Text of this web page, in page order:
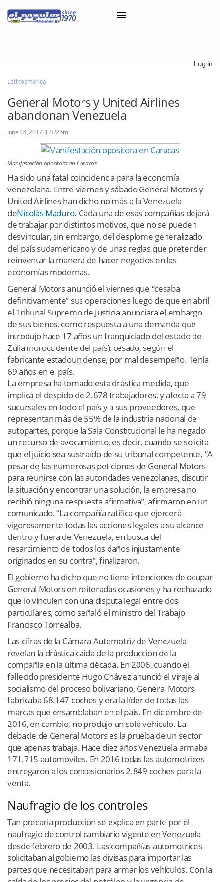
Classifieds
Categorías
Log in
Latinoamérica
General Motors y United Airlines
abandonan Venezuela
June 04, 2017, 12:22pm
Manifestación opositora en Caracas
Ha sido una fatal coincidencia para la economía
venezolana. Entre viernes y sábado General Motors y
United Airlines han dicho no más a la Venezuela
deNicolás Maduro. Cada una de esas compañías dejará
de trabajar por distintos motivos, que no se pueden
desvincular, sin embargo, del desplome generalizado
del país sudamericano y de unas reglas que pretender
reinventar la manera de hacer negocios en las
economías modernas.
General Motors anunció el viernes que “cesaba
definitivamente” sus operaciones luego de que en abril
el Tribunal Supremo de Justicia anunciara el embargo
de sus bienes, como respuesta a una demanda que
introdujo hace 17 años un franquiciado del estado de
Zulia (noroccidente del país), cesado, según el
fabricante estadounidense, por mal desempeño. Tenía
69 años en el país.
La empresa ha tomado esta drástica medida, que
implica el despido de 2.678 trabajadores, y afecta a 79
sucursales en todo el país y a sus proveedores, que
representan más de 55% de la industria nacional de
autopartes, porque la Sala Constitucional le ha negado
un recurso de avocamiento, es decir, cuando se solicita
que el juicio sea sustraído de su tribunal competente. “A
pesar de las numerosas peticiones de General Motors
para reunirse con las autoridades venezolanas, discutir
la situación y encontrar una solución, la empresa no
recibió ninguna respuesta afirmativa”, afirmaron en un
comunicado. “La compañía ratifica que ejercerá
vigorosamente todas las acciones legales a su alcance
dentro y fuera de Venezuela, en busca del
resarcimiento de todos los daños injustamente
originados en su contra”, finalizaron.
El gobierno ha dicho que no tiene intenciones de ocupar
General Motors en reiteradas ocasiones y ha rechazado
que lo vinculen con una disputa legal entre dos
particulares, como señaló el ministro del Trabajo
Francisco Torrealba.
Las cifras de la Cámara Automotriz de Venezuela
revelan la drástica caída de la producción de la
compañía en la última década. En 2006, cuando el
fallecido presidente Hugo Chávez anunció el viraje al
socialismo del proceso bolivariano, General Motors
fabricaba 68.147 coches y era la líder de todas las
marcas que ensamblaban en el país. En diciembre de
2016, en cambio, no produjo un solo vehículo. La
debacle de General Motors es la prueba de un sector
que apenas trabaja. Hace diez años Venezuela armaba
171.715 automóviles. En 2016 todas las automotrices
entregaron a los concesionarios 2.849 coches para la
venta.
Naufragio de los controles
Tan precaria producción se explica en parte por el
naufragio de control cambiario vigente en Venezuela
desde febrero de 2003. Las compañías automotrices
solicitaban al gobierno las divisas para importar las
partes que necesitaban para armar los vehículos. Con la